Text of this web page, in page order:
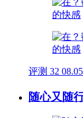
评测 32 08.05
随心又随